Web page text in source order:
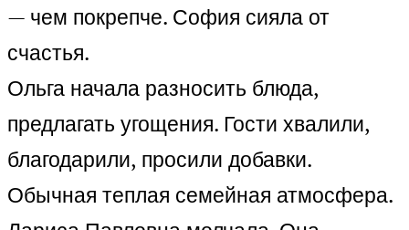
— чем покрепче. София сияла от
счастья.
Ольга начала разносить блюда,
предлагать угощения. Гости хвалили,
благодарили, просили добавки.
Обычная теплая семейная атмосфера.